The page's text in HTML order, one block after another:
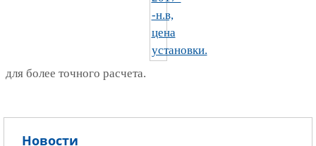
для более точного расчета.
Новости